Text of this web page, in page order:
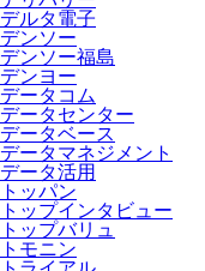
デルタ電子
デンソー
デンソー福島
デンヨー
データコム
データセンター
データベース
データマネジメント
データ活用
トッパン
トップインタビュー
トップバリュ
トモニン